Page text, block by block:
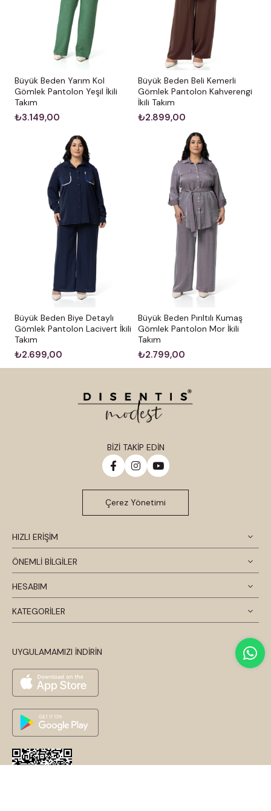
Büyük Beden Yarım Kol
Gömlek Pantolon Yeşil İkili
Takım
₺3.149,00
Büyük Beden Beli Kemerli
Gömlek Pantolon Kahverengi
İkili Takım
₺2.899,00
Büyük Beden Biye Detaylı
Gömlek Pantolon Lacivert İkili
Takım
₺2.699,00
Büyük Beden Pırıltılı Kumaş
Gömlek Pantolon Mor İkili
Takım
₺2.799,00
HIZLI ERİŞİM
ÖNEMLİ BİLGİLER
HESABIM
KATEGORİLER
UYGULAMAMIZI İNDİRİN
BİZİ TAKİP EDİN
Çerez Yönetimi